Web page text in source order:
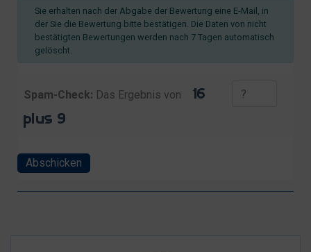
Sie erhalten nach der Abgabe der Bewertung eine E-Mail, in
der Sie die Bewertung bitte bestätigen. Die Daten von nicht
bestätigten Bewertungen werden nach 7 Tagen automatisch
gelöscht.
Spam-Check: Das Ergebnis von
Abschicken